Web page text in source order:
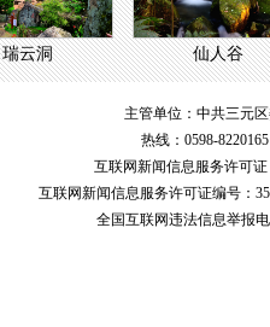
瑞云洞 仙人谷
主管单位：中共三元
热线：0598-
互联网新闻信息服务许可证
互联网新闻信息服务许可证编号：
全国互联网违法信息举报